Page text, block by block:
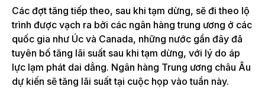
Các đợt tăng tiếp theo, sau khi tạm dừng, sẽ đi theo lộ
trình được vạch ra bởi các ngân hàng trung ương ở các
quốc gia như Úc và Canada, những nước gần đây đã
tuyên bố tăng lãi suất sau khi tạm dừng, với lý do áp
lực lạm phát dai dẳng. Ngân hàng Trung ương châu Âu
dự kiến ​​​​sẽ tăng lãi suất tại cuộc họp vào tuần này.